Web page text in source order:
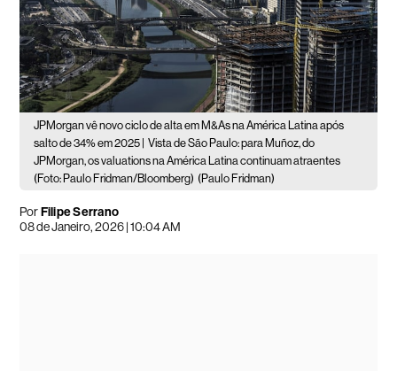
JPMorgan vê novo ciclo de alta em M&As na América Latina após
salto de 34% em 2025 |
Vista de São Paulo: para Muñoz, do
JPMorgan, os valuations na América Latina continuam atraentes
(Foto: Paulo Fridman/Bloomberg) (Paulo Fridman)
PorFilipe Serrano
08 de Janeiro, 2026 | 10:04 AM